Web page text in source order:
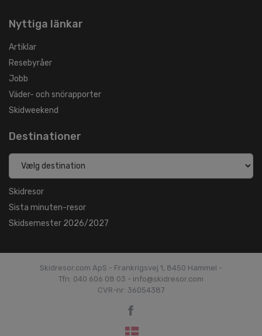
Nyttiga länkar
Artiklar
Resebyråer
Jobb
Väder- och snörapporter
Skidweekend
Destinationer
Skidresor
Sista minuten-resor
Skidsemester 2026/2027
Skidresor.com ApS - Frankrigsvej 1, 8450 Hammel -
Tfn: 040 606 08 03 - info@skidresor.com
CVR-nr: 36054387